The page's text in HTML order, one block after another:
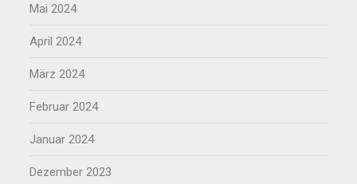
Mai 2024
April 2024
März 2024
Februar 2024
Januar 2024
Dezember 2023